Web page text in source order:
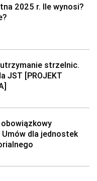
2025 r. Ile wynosi?
strzelnic.
JST [PROJEKT
dla jednostek